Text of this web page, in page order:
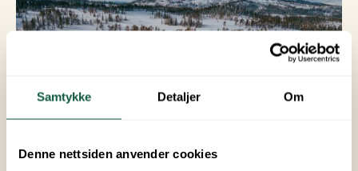
Samtykke Detaljer Om
Denne nettsiden anvender cookies